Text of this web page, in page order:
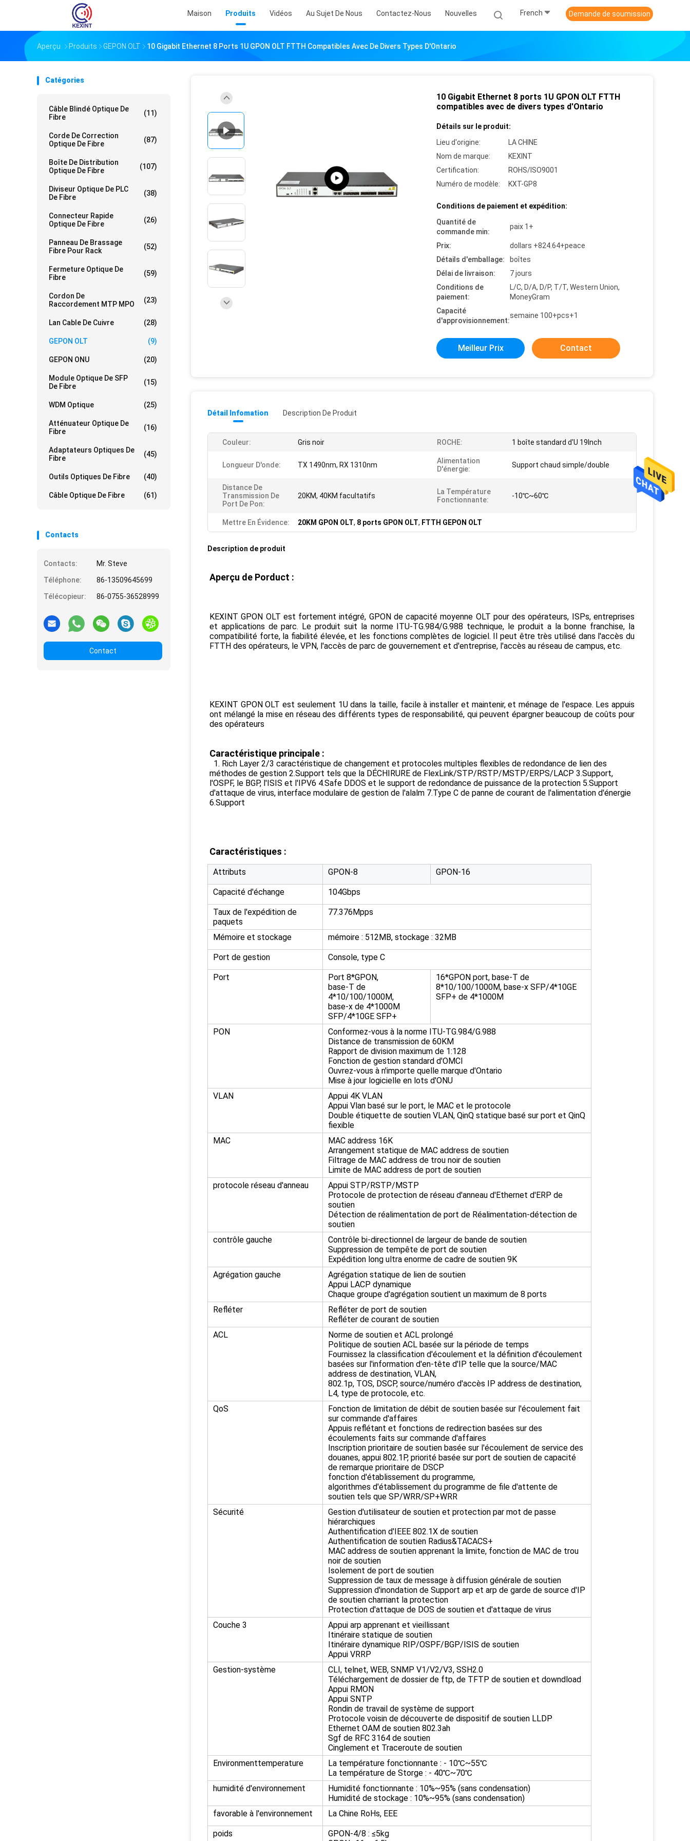
Maison Produits Vidéos Au Sujet De Nous Contactez-Nous Nouvelles French Demande de soumission
Aperçu Produits GEPON OLT 10 Gigabit Ethernet 8 Ports 1U GPON OLT FTTH Compatibles Avec De Divers Types D'Ontario
Catégories
Câble Blindé Optique De
Fibre
(11)
Corde De Correction
Optique De Fibre
(87)
Boîte De Distribution
Optique De Fibre
(107)
Diviseur Optique De PLC
De Fibre
(38)
Connecteur Rapide
Optique De Fibre
(26)
Panneau De Brassage
Fibre Pour Rack
(52)
Fermeture Optique De
Fibre
(59)
Cordon De
Raccordement MTP MPO
(23)
Lan Cable De Cuivre (28)
GEPON OLT (9)
GEPON ONU (20)
Module Optique De SFP
De Fibre
(15)
WDM Optique (25)
Atténuateur Optique De
Fibre
(16)
Adaptateurs Optiques De
Fibre
(45)
Outils Optiques De Fibre (40)
Câble Optique De Fibre (61)
Contacts
Contacts:
Mr. Steve
Téléphone:
86-13509645699
Télécopieur:
86-0755-36528999
Contact
10 Gigabit Ethernet 8 ports 1U GPON OLT FTTH
compatibles avec de divers types d'Ontario
Détails sur le produit:
Lieu d'origine:
LA CHINE
Nom de marque:
KEXINT
Certification:
ROHS/ISO9001
Numéro de modèle:
KXT-GP8
Conditions de paiement et expédition:
Quantité de
commande min:
paix 1+
Prix:
dollars +824.64+peace
Détails d'emballage:
boîtes
Délai de livraison:
7 jours
Conditions de
paiement:
L/C, D/A, D/P, T/T, Western Union,
MoneyGram
Capacité
d'approvisionnement:
semaine 100+pcs+1
Meilleur Prix Contact
Détail Infomation Description De Produit
Couleur: Gris noir ROCHE: 1 boîte standard d'U 19Inch
Longueur D'onde: TX 1490nm, RX 1310nm
Alimentation
D'énergie:
Support chaud simple/double
Distance De
Transmission De
Port De Pon:
20KM, 40KM facultatifs
La Température
Fonctionnante:
-10℃~60℃
Mettre En Évidence: 20KM GPON OLT, 8 ports GPON OLT, FTTH GEPON OLT
Description de produit
Aperçu de Porduct :
KEXINT GPON OLT est fortement intégré, GPON de capacité moyenne OLT pour des opérateurs, ISPs, entreprises
et applications de parc. Le produit suit la norme ITU-TG.984/G.988 technique, le produit a la bonne franchise, la
compatibilité forte, la fiabilité élevée, et les fonctions complètes de logiciel. Il peut être très utilisé dans l'accès du
FTTH des opérateurs, le VPN, l'accès de parc de gouvernement et d'entreprise, l'accès au réseau de campus, etc.
KEXINT GPON OLT est seulement 1U dans la taille, facile à installer et maintenir, et ménage de l'espace. Les appuis
ont mélangé la mise en réseau des différents types de responsabilité, qui peuvent épargner beaucoup de coûts pour
des opérateurs
Caractéristique principale :
1. Rich Layer 2/3 caractéristique de changement et protocoles multiples flexibles de redondance de lien des
méthodes de gestion 2.Support tels que la DÉCHIRURE de FlexLink/STP/RSTP/MSTP/ERPS/LACP 3.Support,
l'OSPF, le BGP, l'ISIS et l'IPV6 4.Safe DDOS et le support de redondance de puissance de la protection 5.Support
d'attaque de virus, interface modulaire de gestion de l'alalm 7.Type C de panne de courant de l'alimentation d'énergie
6.Support
Caractéristiques :
Attributs GPON-8 GPON-16
Capacité d'échange 104Gbps
Taux de l'expédition de
paquets
77.376Mpps
Mémoire et stockage mémoire : 512MB, stockage : 32MB
Port de gestion Console, type C
Port
Port 8*GPON,
base-T de
4*10/100/1000M,
base-x de 4*1000M
SFP/4*10GE SFP+
16*GPON port, base-T de
8*10/100/1000M, base-x SFP/4*10GE
SFP+ de 4*1000M
PON
Conformez-vous à la norme ITU-TG.984/G.988
Distance de transmission de 60KM
Rapport de division maximum de 1:128
Fonction de gestion standard d'OMCI
Ouvrez-vous à n'importe quelle marque d'Ontario
Mise à jour logicielle en lots d'ONU
VLAN
Appui 4K VLAN
Appui Vlan basé sur le port, le MAC et le protocole
Double étiquette de soutien VLAN, QinQ statique basé sur port et QinQ
fiexible
MAC
MAC address 16K
Arrangement statique de MAC address de soutien
Filtrage de MAC address de trou noir de soutien
Limite de MAC address de port de soutien
protocole réseau d'anneau
Appui STP/RSTP/MSTP
Protocole de protection de réseau d'anneau d'Ethernet d'ERP de
soutien
Détection de réalimentation de port de Réalimentation-détection de
soutien
contrôle gauche
Contrôle bi-directionnel de largeur de bande de soutien
Suppression de tempête de port de soutien
Expédition long ultra enorme de cadre de soutien 9K
Agrégation gauche
Agrégation statique de lien de soutien
Appui LACP dynamique
Chaque groupe d'agrégation soutient un maximum de 8 ports
Refléter
Refléter de port de soutien
Refléter de courant de soutien
ACL
Norme de soutien et ACL prolongé
Politique de soutien ACL basée sur la période de temps
Fournissez la classification d'écoulement et la définition d'écoulement
basées sur l'information d'en-tête d'IP telle que la source/MAC
address de destination, VLAN,
802.1p, TOS, DSCP, source/numéro d'accès IP address de destination,
L4, type de protocole, etc.
QoS
Fonction de limitation de débit de soutien basée sur l'écoulement fait
sur commande d'affaires
Appuis reflétant et fonctions de redirection basées sur des
écoulements faits sur commande d'affaires
Inscription prioritaire de soutien basée sur l'écoulement de service des
douanes, appui 802.1P, priorité basée sur port de soutien de capacité
de remarque prioritaire de DSCP
fonction d'établissement du programme,
algorithmes d'établissement du programme de file d'attente de
soutien tels que SP/WRR/SP+WRR
Sécurité
Gestion d'utilisateur de soutien et protection par mot de passe
hiérarchiques
Authentification d'IEEE 802.1X de soutien
Authentification de soutien Radius&TACACS+
MAC address de soutien apprenant la limite, fonction de MAC de trou
noir de soutien
Isolement de port de soutien
Suppression de taux de message à diffusion générale de soutien
Suppression d'inondation de Support arp et arp de garde de source d'IP
de soutien charriant la protection
Protection d'attaque de DOS de soutien et d'attaque de virus
Couche 3
Appui arp apprenant et vieillissant
Itinéraire statique de soutien
Itinéraire dynamique RIP/OSPF/BGP/ISIS de soutien
Appui VRRP
Gestion-système
CLI, telnet, WEB, SNMP V1/V2/V3, SSH2.0
Téléchargement de dossier de ftp, de TFTP de soutien et downdload
Appui RMON
Appui SNTP
Rondin de travail de système de support
Protocole voisin de découverte de dispositif de soutien LLDP
Ethernet OAM de soutien 802.3ah
Sgf de RFC 3164 de soutien
Cinglement et Traceroute de soutien
Environmenttemperature
La température fonctionnante : - 10℃~55℃
La température de Storge : - 40℃~70℃
humidité d'environnement
Humidité fonctionnante : 10%~95% (sans condensation)
Humidité de stockage : 10%~95% (sans condensation)
favorable à l'environnement
La Chine RoHs, EEE
poids
GPON-4/8 : ≤5kg